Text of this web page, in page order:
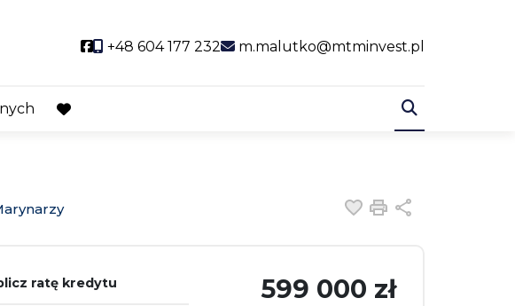
Social link
+48 604 177 232 m.malutko@mtminvest.pl
favorite
Dodaj do
Drukuj
ratę kredytu 599 000 zł